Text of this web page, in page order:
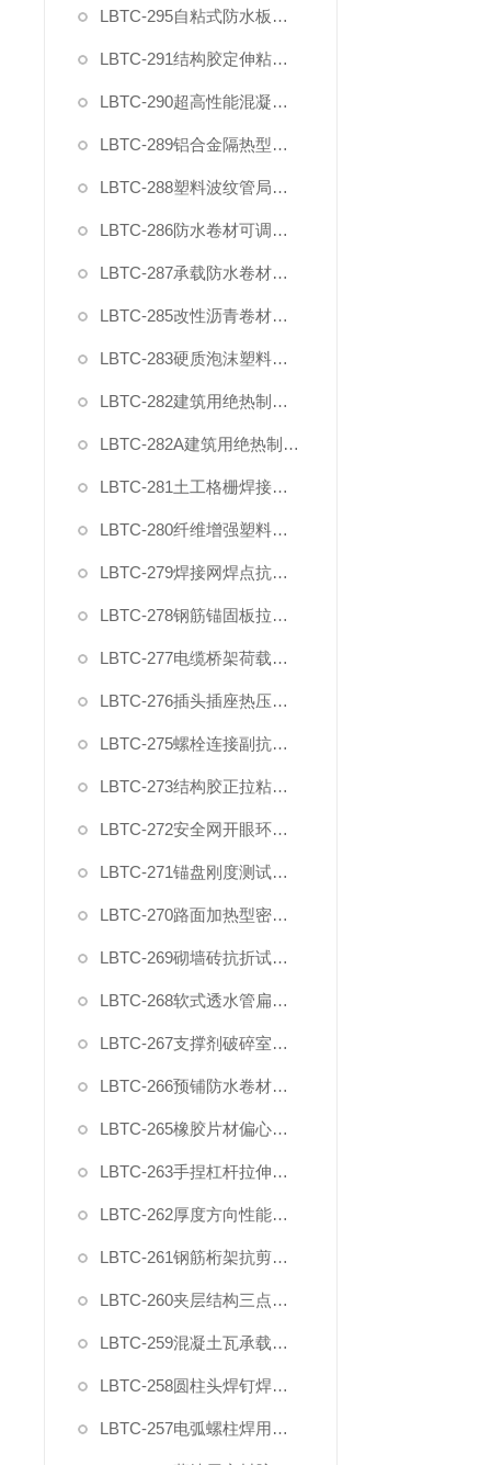
LBTC-295自粘式防水板粘接性能试验装置
LBTC-291结构胶定伸粘结性夹具
LBTC-290超高性能混凝土轴向抗拉夹具
LBTC-289铝合金隔热型材抗剪夹具
LBTC-288塑料波纹管局部横向荷载压头夹具
LBTC-286防水卷材可调钉杆撕裂夹具
LBTC-287承载防水卷材正拉强度模具
LBTC-285改性沥青卷材防水涂料剪切性能夹具
LBTC-283硬质泡沫塑料拉伸试验夹具（2025新标准）
LBTC-282建筑用绝热制品剪切夹具(单试样)
LBTC-282A建筑用绝热制品剪切夹具(2型双试样)
LBTC-281土工格栅焊接点极限剥离力夹具
LBTC-280纤维增强塑料层间剪切强度试验夹具
LBTC-279焊接网焊点抗拉力夹具
LBTC-278钢筋锚固板拉伸夹具
LBTC-277电缆桥架荷载试验装置
LBTC-276插头插座热压缩试验装置
LBTC-275螺栓连接副抗拉荷载夹具
LBTC-273结构胶正拉粘结强度试验夹具
LBTC-272安全网开眼环扣强力夹具
LBTC-271锚盘刚度测试装置夹具
LBTC-270路面加热型密封胶低温拉伸试件夹具
LBTC-269砌墙砖抗折试验夹具
LBTC-268软式透水管扁平耐压力试验压具夹具
LBTC-267支撑剂破碎室测试装置
LBTC-266预铺防水卷材与后浇混凝土剥离强度试验夹具
LBTC-265橡胶片材偏心夹具
LBTC-263手捏杠杆拉伸橡塑夹具
LBTC-262厚度方向性能钢板拉伸试验夹具
LBTC-261钢筋桁架抗剪夹具
LBTC-260夹层结构三点弯曲试验装置夹具
LBTC-259混凝土瓦承载力试验夹具
LBTC-258圆柱头焊钉焊接端拉力试验夹具
LBTC-257电弧螺柱焊用圆柱头焊钉弯曲夹具